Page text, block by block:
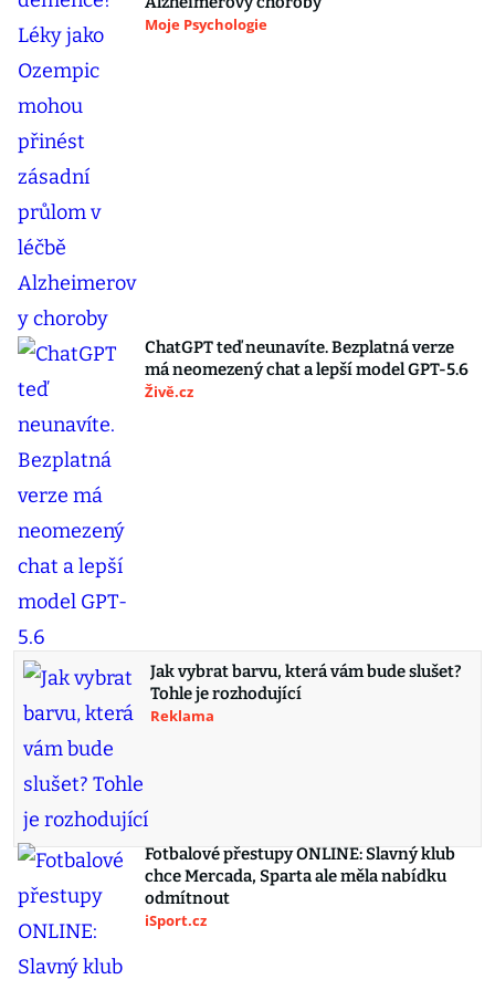
Moje Psychologie
ChatGPT teď neunavíte. Bezplatná verze
má neomezený chat a lepší model GPT-5.6
Živě.cz
Jak vybrat barvu, která vám bude slušet?
Tohle je rozhodující
Reklama
Fotbalové přestupy ONLINE: Slavný klub
chce Mercada, Sparta ale měla nabídku
odmítnout
iSport.cz